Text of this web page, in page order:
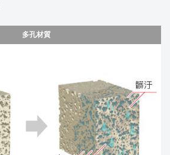
多孔材質